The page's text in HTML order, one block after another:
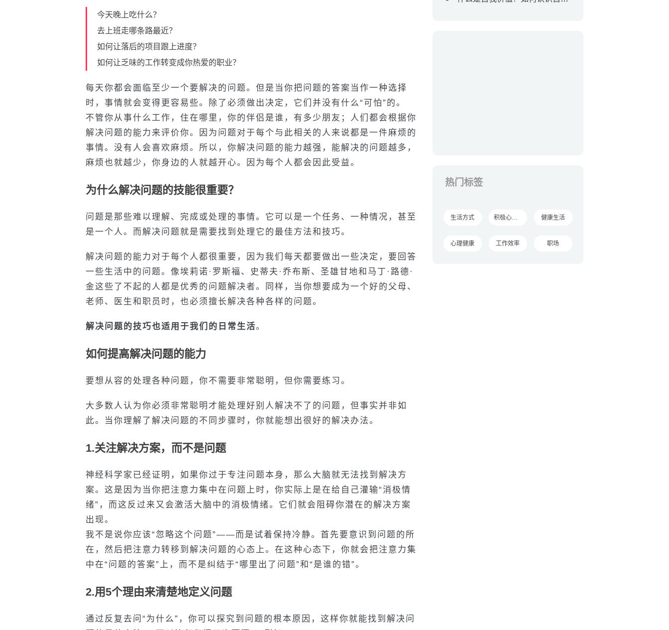
今天晚上吃什么？
去上班走哪条路最近？
如何让落后的项目跟上进度？
如何让乏味的工作转变成你热爱的职业？
每天你都会面临至少一个要解决的问题。但是当你把问题的答案当作一种选择
时，事情就会变得更容易些。除了必须做出决定，它们并没有什么“可怕”的。
不管你从事什么工作，住在哪里，你的伴侣是谁，有多少朋友；人们都会根据你
解决问题的能力来评价你。因为问题对于每个与此相关的人来说都是一件麻烦的
事情。没有人会喜欢麻烦。所以，你解决问题的能力越强，能解决的问题越多，
麻烦也就越少，你身边的人就越开心。因为每个人都会因此受益。
为什么解决问题的技能很重要？
问题是那些难以理解、完成或处理的事情。它可以是一个任务、一种情况，甚至
是一个人。而解决问题就是需要找到处理它的最佳方法和技巧。
解决问题的能力对于每个人都很重要，因为我们每天都要做出一些决定，要回答
一些生活中的问题。像埃莉诺·罗斯福、史蒂夫·乔布斯、圣雄甘地和马丁·路德·
金这些了不起的人都是优秀的问题解决者。同样，当你想要成为一个好的父母、
老师、医生和职员时，也必须擅长解决各种各样的问题。
解决问题的技巧也适用于我们的日常生活。
如何提高解决问题的能力
要想从容的处理各种问题，你不需要非常聪明，但你需要练习。
大多数人认为你必须非常聪明才能处理好别人解决不了的问题，但事实并非如
此。当你理解了解决问题的不同步骤时，你就能想出很好的解决办法。
1.关注解决方案，而不是问题
神经科学家已经证明，如果你过于专注问题本身，那么大脑就无法找到解决方
案。这是因为当你把注意力集中在问题上时，你实际上是在给自己灌输“消极情
绪”，而这反过来又会激活大脑中的消极情绪。它们就会阻碍你潜在的解决方案
出现。
我不是说你应该“忽略这个问题”——而是试着保持冷静。首先要意识到问题的所
在，然后把注意力转移到解决问题的心态上。在这种心态下，你就会把注意力集
中在“问题的答案”上，而不是纠结于“哪里出了问题”和“是谁的错”。
2.用5个理由来清楚地定义问题
通过反复去问“为什么”，你可以探究到问题的根本原因，这样你就能找到解决问
热门标签
生活方式 积极心理学 健康生活
心理健康 工作效率 职场